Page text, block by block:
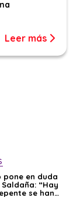
Leer más
pone en duda
“Hay
se han